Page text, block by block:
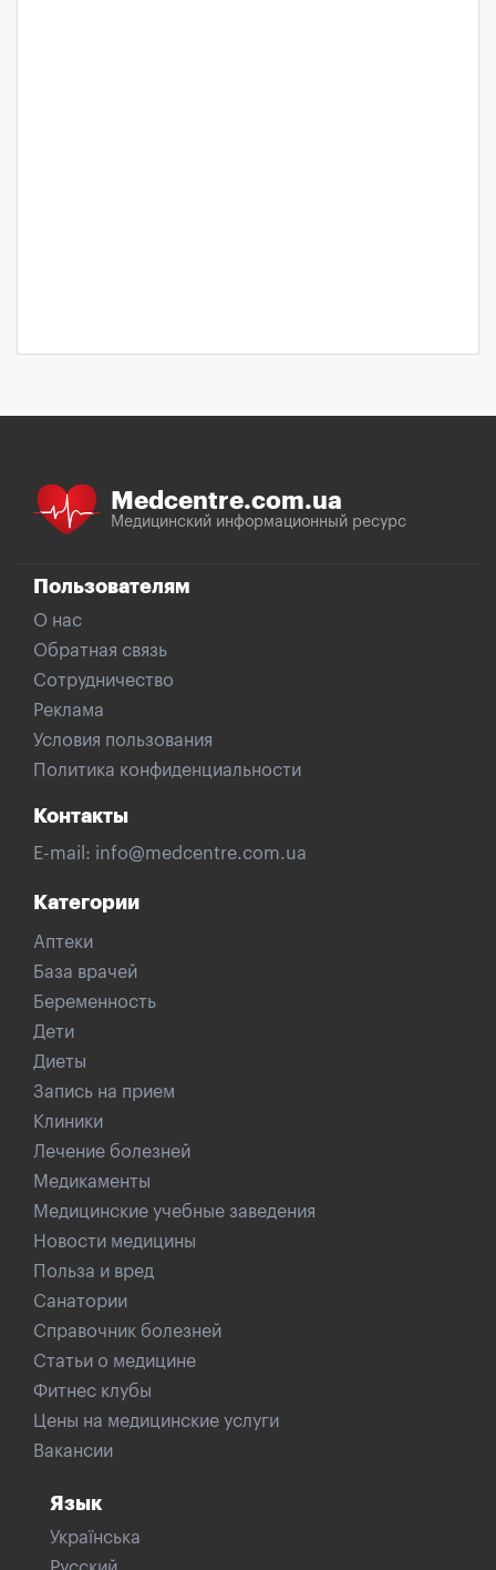
Medcentre.com.ua
Медицинский информационный ресурс
Пользователям
О нас
Обратная связь
Сотрудничество
Реклама
Условия пользования
Политика конфиденциальности
Контакты
E-mail: info@medcentre.com.ua
Категории
Аптеки
База врачей
Беременность
Дети
Диеты
Запись на прием
Клиники
Лечение болезней
Медикаменты
Медицинские учебные заведения
Новости медицины
Польза и вред
Санатории
Справочник болезней
Статьи о медицине
Фитнес клубы
Цены на медицинские услуги
Вакансии
Язык
Українська